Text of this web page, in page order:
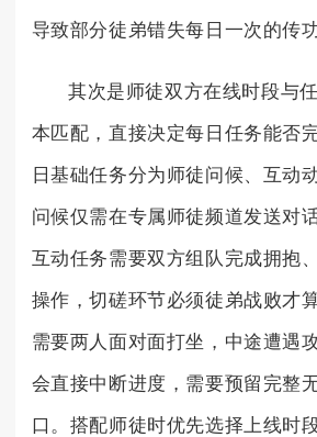
导致部分徒弟错失每日一次的传
其次是师徒双方在线时段与
本匹配，直接决定每日任务能否
日基础任务分为师徒问候、互动
问候仅需在专属师徒频道发送对
互动任务需要双方组队完成拥抱
操作，切磋环节必须徒弟战败才
需要两人面对面打坐，中途遭遇
会直接中断进度，需要预留完整
口。搭配师徒时优先选择上线时